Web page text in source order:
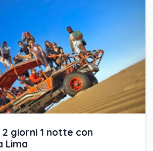
giorni 1 notte con
Lima